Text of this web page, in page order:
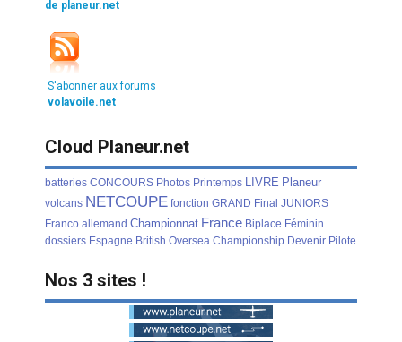
de planeur.net
S'abonner aux forums
volavoile.net
Cloud Planeur.net
batteries CONCOURS Photos Printemps LIVRE Planeur
volcans NETCOUPE fonction GRAND Final JUNIORS
Franco allemand Championnat France Biplace Féminin
dossiers Espagne British Oversea Championship Devenir Pilote
Nos 3 sites !